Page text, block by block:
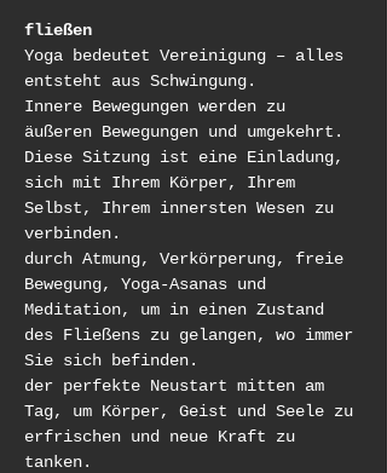
fließen
Yoga bedeutet Vereinigung – alles
entsteht aus Schwingung.
Innere Bewegungen werden zu
äußeren Bewegungen und umgekehrt.
Diese Sitzung ist eine Einladung,
sich mit Ihrem Körper, Ihrem
Selbst, Ihrem innersten Wesen zu
verbinden.
durch Atmung, Verkörperung, freie
Bewegung, Yoga-Asanas und
Meditation, um in einen Zustand
des Fließens zu gelangen, wo immer
Sie sich befinden.
der perfekte Neustart mitten am
Tag, um Körper, Geist und Seele zu
erfrischen und neue Kraft zu
tanken.